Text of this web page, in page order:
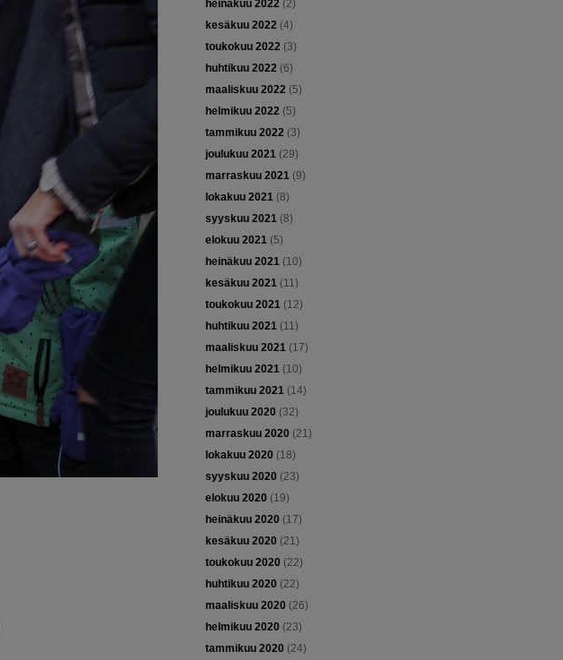
heinäkuu 2022(2)
kesäkuu 2022(4)
toukokuu 2022(3)
huhtikuu 2022(6)
maaliskuu 2022(5)
helmikuu 2022(5)
tammikuu 2022(3)
joulukuu 2021(29)
marraskuu 2021(9)
lokakuu 2021(8)
syyskuu 2021(8)
elokuu 2021(5)
heinäkuu 2021(10)
kesäkuu 2021(11)
toukokuu 2021(12)
huhtikuu 2021(11)
maaliskuu 2021(17)
helmikuu 2021(10)
tammikuu 2021(14)
joulukuu 2020 (32)
marraskuu 2020 (21)
lokakuu 2020 (18)
syyskuu 2020 (23)
elokuu 2020 (19)
heinäkuu 2020 (17)
kesäkuu 2020 (21)
toukokuu 2020 (22)
huhtikuu 2020 (22)
maaliskuu 2020 (26)
helmikuu 2020 (23)
tammikuu 2020 (24)